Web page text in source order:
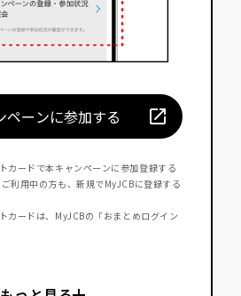
ペーンに参加する
カードで本キャンペーンに参加登録する
利用中の方も、新規でMyJCBに登録する
カードは、MyJCBの「おまとめログイン